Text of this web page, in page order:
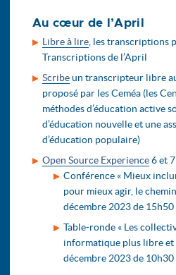
Au cœur de l’April
Libre à lire , les transcriptions
Transcriptions de l’April
Scribeun transcripteur libre
proposé par les Ceméa (les
méthodes d’éducation active
d’éducation nouvelle et une
d’éducation populaire)
Open Source Experience6 et
Conférence « Mieux
pour mieux agir, le
décembre 2023 de
Table-ronde « Les
informatique plus libre et
décembre 2023 de